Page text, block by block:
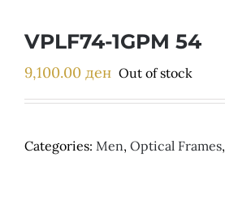
VPLF74-1GPM 54
9,100.00 ден Out of stock
Categories: Men, Optical Frames,